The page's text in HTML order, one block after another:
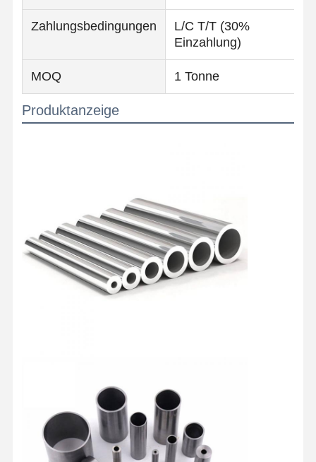
Zahlungsbedingungen
L/C T/T (30%
Einzahlung)
MOQ 1 Tonne
Produktanzeige